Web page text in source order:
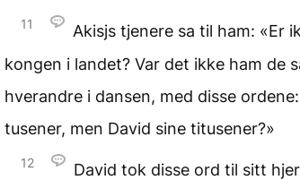
11
Akisjs tjenere sa til ham: «Er
kongen i landet? Var det ikke ham de
hverandre i dansen, med disse
tusener, men David sine titusener?»
12
David tok disse ord til sitt